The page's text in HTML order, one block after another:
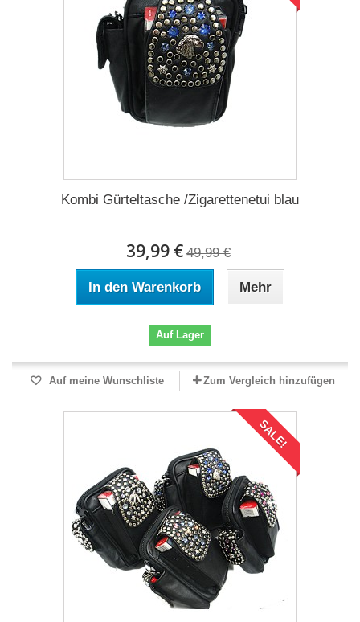
Kombi Gürteltasche /Zigarettenetui blau
39,99 € 49,99 €
In den Warenkorb Mehr
Auf Lager
Auf meine Wunschliste Zum Vergleich hinzufügen
SALE!